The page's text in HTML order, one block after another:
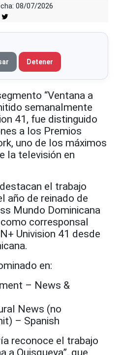
08/07/2026
Detener
“Ventana a
semanalmente
41, fue distinguido
a los Premios
uno de los máximos
la televisión en
el trabajo
año de reinado de
Mundo Dominicana
corresponsal
Univision 41 desde
en:
– News &
News (no
– Spanish
reconoce el trabajo